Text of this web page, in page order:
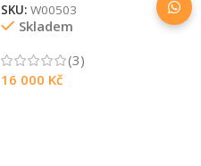
SKU: W00503
Skladem
(3)
16 000 Kč